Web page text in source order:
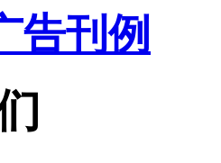
告刊例